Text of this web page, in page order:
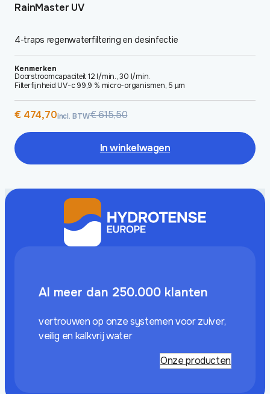
RainMaster UV
4-traps regenwaterfiltering en desinfectie
Kenmerken
Doorstroomcapaciteit 12 l/min., 30 l/min.
Filterfijnheid UV-c 99,9 % micro-organismen, 5 µm
€615,50
Oorspronkelijke
was:
€ 615,50.
€474,70
Huidige
is:
€ 474,70.
incl. BTW
In winkelwagen
Al meer dan 250.000 klanten
vertrouwen op onze systemen voor zuiver,
veilig en kalkvrij water
Onze producten